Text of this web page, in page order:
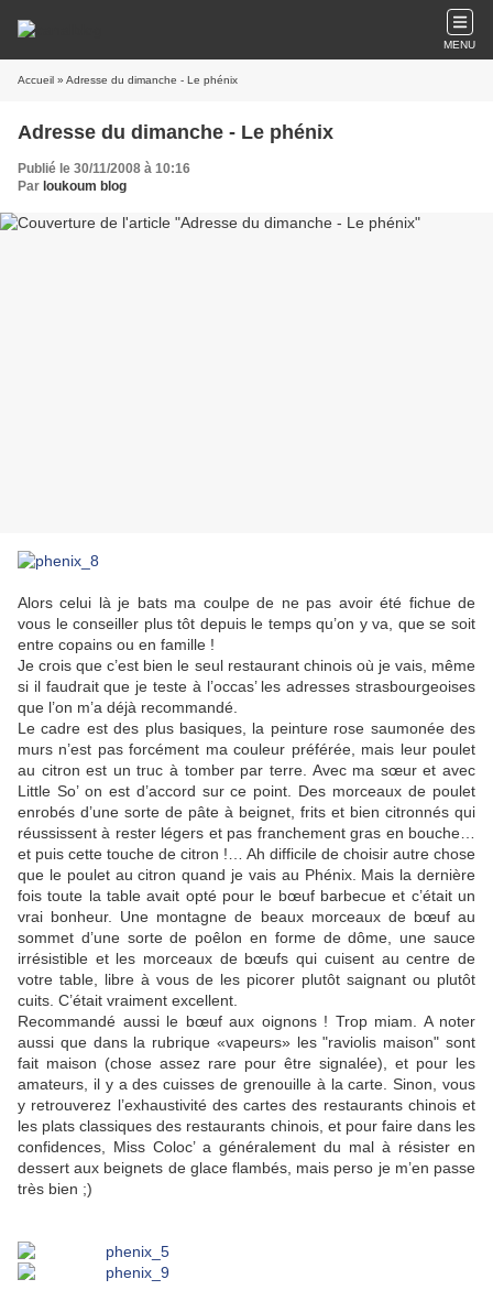
MENU
Accueil » Adresse du dimanche - Le phénix
Adresse du dimanche - Le phénix
Publié le 30/11/2008 à 10:16
Par loukoum blog
Alors celui là je bats ma coulpe de ne pas avoir été fichue de
vous le conseiller plus tôt depuis le temps qu’on y va, que se soit
entre copains ou en famille !
Je crois que c’est bien le seul restaurant chinois où je vais, même
si il faudrait que je teste à l’occas’ les adresses strasbourgeoises
que l’on m’a déjà recommandé.
Le cadre est des plus basiques, la peinture rose saumonée des
murs n’est pas forcément ma couleur préférée, mais leur poulet
au citron est un truc à tomber par terre. Avec ma sœur et avec
Little So’ on est d’accord sur ce point. Des morceaux de poulet
enrobés d’une sorte de pâte à beignet, frits et bien citronnés qui
réussissent à rester légers et pas franchement gras en bouche…
et puis cette touche de citron !… Ah difficile de choisir autre chose
que le poulet au citron quand je vais au Phénix. Mais la dernière
fois toute la table avait opté pour le bœuf barbecue et c’était un
vrai bonheur. Une montagne de beaux morceaux de bœuf au
sommet d’une sorte de poêlon en forme de dôme, une sauce
irrésistible et les morceaux de bœufs qui cuisent au centre de
votre table, libre à vous de les picorer plutôt saignant ou plutôt
cuits. C’était vraiment excellent.
Recommandé aussi le bœuf aux oignons ! Trop miam. A noter
aussi que dans la rubrique «vapeurs» les "raviolis maison" sont
fait maison (chose assez rare pour être signalée), et pour les
amateurs, il y a des cuisses de grenouille à la carte. Sinon, vous
y retrouverez l’exhaustivité des cartes des restaurants chinois et
les plats classiques des restaurants chinois, et pour faire dans les
confidences, Miss Coloc’ a généralement du mal à résister en
dessert aux beignets de glace flambés, mais perso je m’en passe
très bien ;)